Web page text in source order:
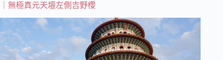
｜無極真元天壇左側吉野櫻